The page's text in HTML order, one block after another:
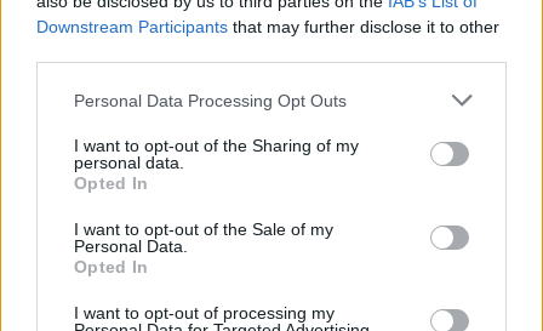
Downstream Participants that may further disclose it to other
Personal Data Processing Opt Outs
I want to opt-out of the Sharing of my
personal data.
Opted In
I want to opt-out of the Sale of my
Personal Data.
Opted In
I want to opt-out of processing my
autópálya útépítés M1-es autópálya Bicske
M1 bővítés: már zajlik a teljesen új Bicske Kelet
Tizenegy meglévő csomópontot korszerűsít és négy új,
különszintű csomópontot hoz létre az MKIF az M1-es